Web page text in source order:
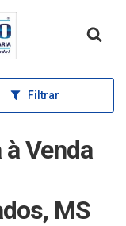
Filtrar
Venda
MS